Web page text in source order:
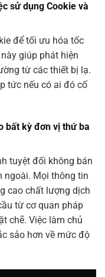
sử dụng Cookie và
để tối ưu hóa tốc
giúp phát hiện
từ các thiết bị lạ.
tức nếu có ai đó cố
bất kỳ đơn vị thứ ba
tuyệt đối không bán
ngoài. Mọi thông tin
cao chất lượng dịch
từ cơ quan pháp
chẽ. Việc làm chủ
sảo hơn về mức độ